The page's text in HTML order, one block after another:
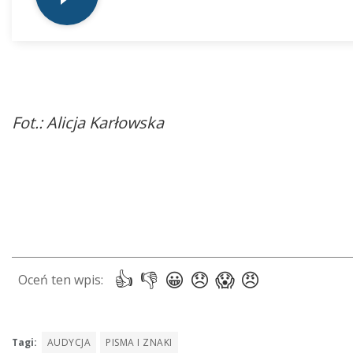
Fot.: Alicja Karłowska
Tagi: AUDYCJA PISMA I ZNAKI